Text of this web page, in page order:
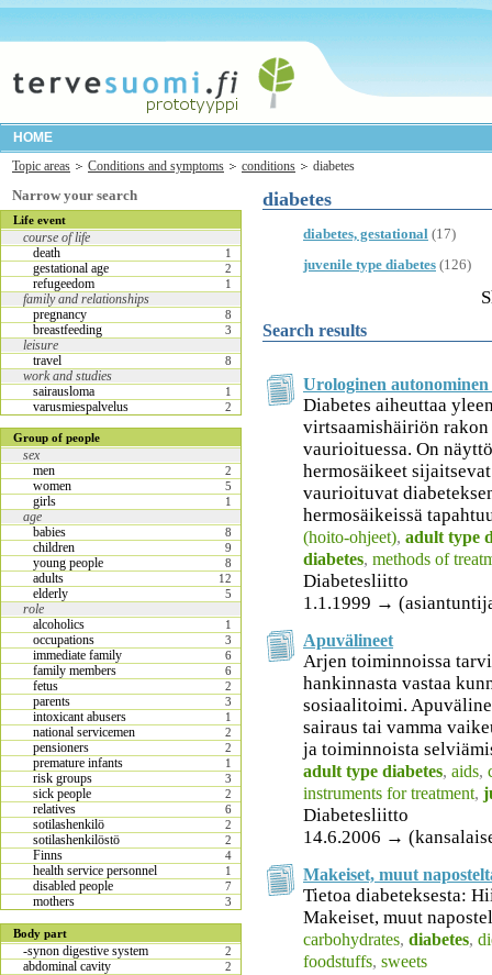
HOME
Topic areas
Conditions and symptoms conditions diabetes
Narrow your search
Life event
course of life
death
1
gestational age 2
refugeedom 1
family and relationships
pregnancy
8
breastfeeding 3
leisure
travel
8
work and studies
sairausloma
1
varusmiespalvelus 2
Group of people
sex
men
2
women 5
girls 1
age
babies
8
children 9
young people 8
adults 12
elderly 5
role
alcoholics
1
occupations 3
immediate family 6
family members 6
fetus 2
parents 3
intoxicant abusers 1
national servicemen 2
pensioners 2
premature infants 1
risk groups 3
sick people 2
relatives 6
sotilashenkilö 2
sotilashenkilöstö 2
Finns 4
health service personnel 1
disabled people 7
mothers 3
Body part
-synon digestive system 2
abdominal cavity 2
diabetes
diabetes, gestational (17)
juvenile type diabetes (126)
Search results
Urologinen
Diabetes aiheuttaa
virtsaamishäiriön
vaurioituessa. On
hermosäikeet
vaurioituvat
hermosäikeissä
(hoito-ohjeet), adult type
diabetes, methods of
Diabetesliitto
1.1.1999 →
Apuvälineet
Arjen toiminnoissa
hankinnasta vastaa
sosiaalitoimi.
sairaus tai vamma
ja toiminnoista
adult type diabetes, aids,
instruments for treatment,
Diabetesliitto
14.6.2006 →
Makeiset, muut
Tietoa diabeteksesta:
Makeiset, muut
carbohydrates, diabetes,
foodstuffs, sweets